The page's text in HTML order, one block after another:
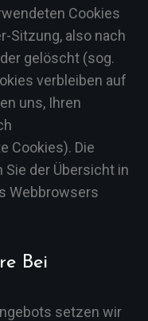
Cookies
Sitzung, also nach
gelöscht (sog.
verbleiben auf
uns, Ihren
Cookies). Die
Sie der Übersicht in
Webbrowsers
Bei
setzen wir